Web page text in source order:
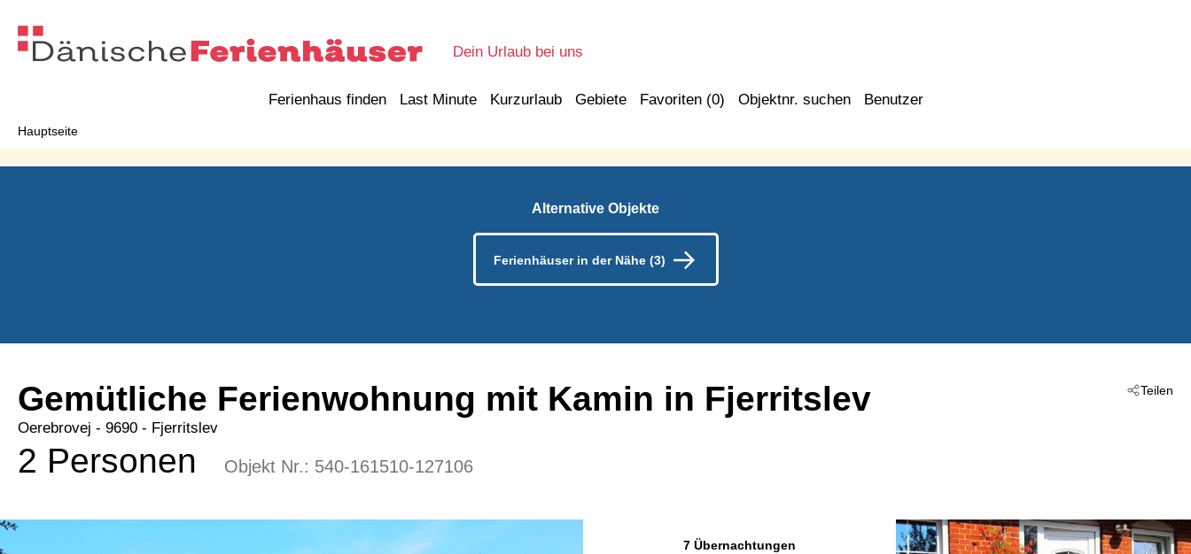
Dein Urlaub bei uns
Ferienhaus finden Last Minute Kurzurlaub Gebiete Favoriten (0) Objektnr. suchen Benutzer
Hauptseite
Alternative Objekte
Ferienhäuser in der Nähe (3)
Teilen
Gemütliche Ferienwohnung mit Kamin in Fjerritslev
Oerebrovej - 9690 - Fjerritslev
2 Personen Objekt Nr.: 540-161510-127106
7 Übernachtungen